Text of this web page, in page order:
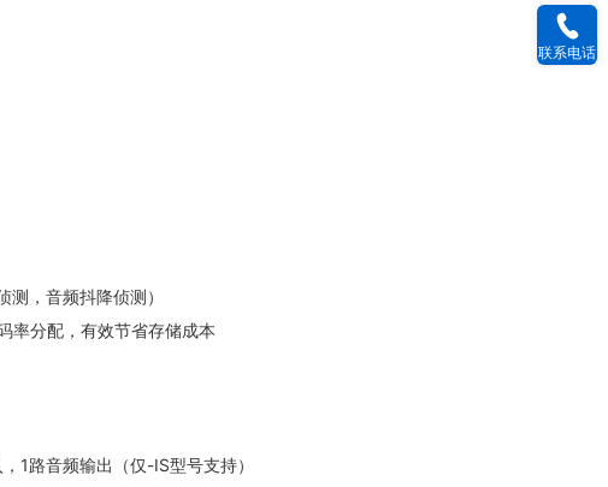
，音频抖降侦测）
率分配，有效节省存储成本
1路音频输出（仅-IS型号支持）
联系电话